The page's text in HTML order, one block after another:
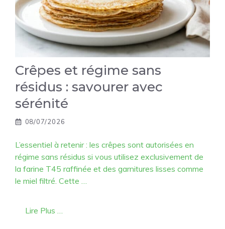
Crêpes et régime sans
résidus : savourer avec
sérénité
08/07/2026
L’essentiel à retenir : les crêpes sont autorisées en
régime sans résidus si vous utilisez exclusivement de
la farine T45 raffinée et des garnitures lisses comme
le miel filtré. Cette …
Lire Plus …